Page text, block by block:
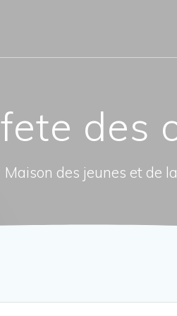
fete des
Maison des jeunes et de